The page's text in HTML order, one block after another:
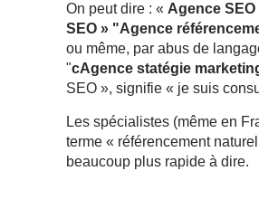
On peut dire : « Agence SEO
SEO » "Agence
ou même, par abus de
"cAgence statégie
SEO », signifie « je suis
Les spécialistes (même en
terme « référencement
beaucoup plus rapide à dire.